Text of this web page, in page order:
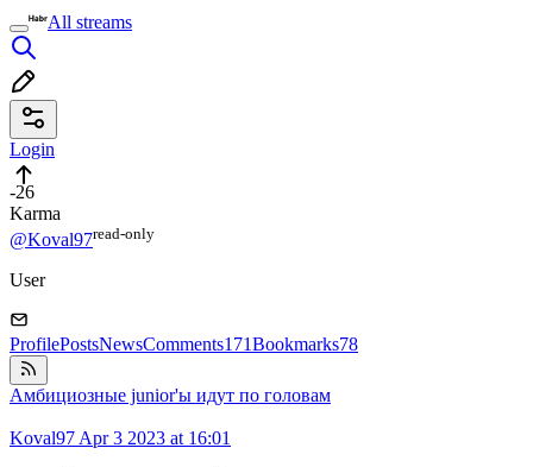
All streams
Login
-26
Karma
@Koval97read⁠-⁠only
User
ProfilePostsNewsComments171Bookmarks78
Амбициозные junior'ы идут по головам
Koval97 Apr 3 2023 at 16:01